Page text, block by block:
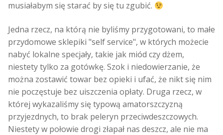
musiałabym się starać by się tu zgubić.
Jedna rzecz, na którą nie byliśmy przygotowani, to małe
przydomowe sklepiki "self service", w których możecie
nabyć lokalne specjały, takie jak miód czy dżem,
niestety tylko za gotówkę. Szok i niedowierzanie, że
można zostawić towar bez opieki i ufać, że nikt się nim
nie poczęstuje bez uiszczenia opłaty. Druga rzecz, w
której wykazaliśmy się typową amatorszczyzną
przyjezdnych, to brak peleryn przeciwdeszczowych.
Niestety w połowie drogi złapał nas deszcz, ale nie ma